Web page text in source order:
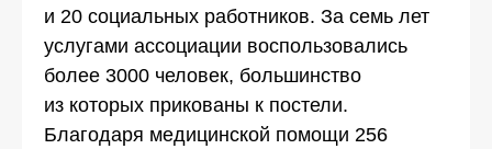
и 20 социальных работников. За семь лет
услугами ассоциации воспользовались
более 3000 человек, большинство
из которых прикованы к постели.
Благодаря медицинской помощи 256